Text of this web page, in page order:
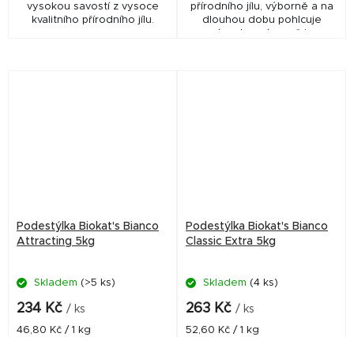
vysokou savostí z vysoce
kvalitního přírodního jílu.
přírodního jílu, výborně a na
dlouhou dobu pohlcuje
zápach a zároveň je
Podestýlka Biokat's Bianco
Attracting 5kg
Skladem (>5 ks)
234 Kč / ks
Měrná
46,80 Kč / 1 kg
Podestýlka Biokat's Bianco
Classic Extra 5kg
Skladem (4 ks)
263 Kč / ks
Měrná
52,60 Kč / 1 kg